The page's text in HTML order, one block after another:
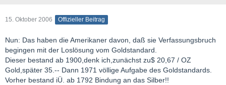
15. Oktober 2006 Offizieller Beitrag
Nun: Das haben die Amerikaner davon, daß sie Verfassungsbruch
begingen mit der Loslösung vom Goldstandard.
Dieser bestand ab 1900,denk ich,zunächst zu$ 20,67 / OZ
Gold,später 35.-- Dann 1971 völlige Aufgabe des Goldstandards.
Vorher bestand iÜ. ab 1792 Bindung an das Silber!!